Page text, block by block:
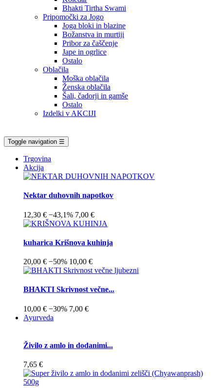
Bhakti Tirtha Swami
Pripomočki za Jogo
Joga bloki in blazine
Božanstva in murtiji
Pribor za čaščenje
Jape in ogrlice
Ostalo
Oblačila
Moška oblačila
Ženska oblačila
Šali, čadorji in gamše
Ostalo
Izdelki v AKCIJI
Toggle navigation ☰
Trgovina
Akcija
Nektar duhovnih napotkov
12,30 € −43,1% 7,00 €
kuharica Krišnova kuhinja
20,00 € −50% 10,00 €
BHAKTI Skrivnost večne...
10,00 € −30% 7,00 €
Ayurveda
Živilo z amlo in dodanimi...
7,65 €